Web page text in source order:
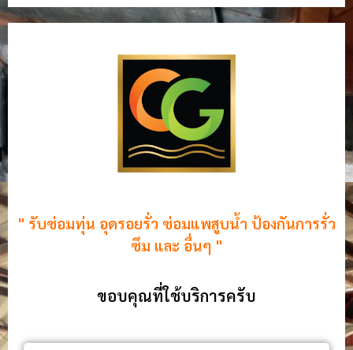
" รับซ่อมทุ่น อุดรอยรั่ว ซ่อมแพสูบน้ำ ป้องกันการรั่ว
ซึม และ อื่นๆ "
ขอบคุณที่ใช้บริการครับ